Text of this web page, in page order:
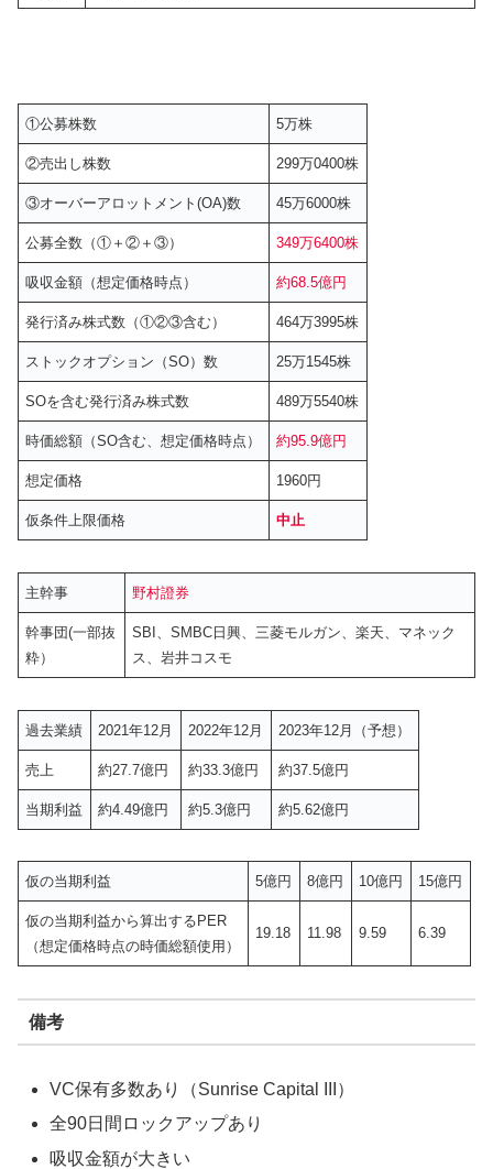
①公募株数 5万株
②売出し株数 299万0400株
③オーバーアロットメント(OA)数 45万6000株
公募全数（①＋②＋③） 349万6400株
吸収金額（想定価格時点） 約68.5億円
発行済み株式数（①②③含む） 464万3995株
ストックオプション（SO）数 25万1545株
SOを含む発行済み株式数 489万5540株
時価総額（SO含む、想定価格時点） 約95.9億円
想定価格 1960円
仮条件上限価格 中止
主幹事 野村證券
幹事団(一部抜
粋）
SBI、SMBC日興、三菱モルガン、楽天、マネック
ス、岩井コスモ
過去業績 2021年12月 2022年12月 2023年12月（予想）
売上 約27.7億円 約33.3億円 約37.5億円
当期利益 約4.49億円 約5.3億円 約5.62億円
仮の当期利益 5億円 8億円 10億円 15億円
仮の当期利益から算出するPER
（想定価格時点の時価総額使用）
19.18 11.98 9.59 6.39
備考
VC保有多数あり（Sunrise Capital III）
全90日間ロックアップあり
吸収金額が大きい